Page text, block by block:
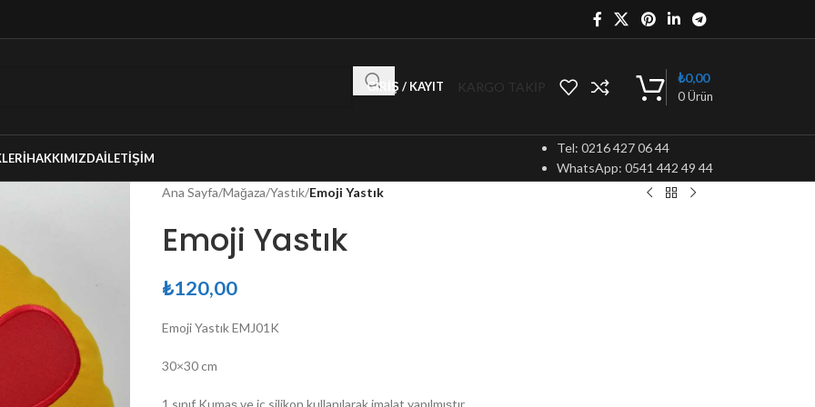
GIRIŞ / KAYIT KARGO TAKİP
0Ürün
₺0,00
HAKKIMIZDAİLETIŞIM
Tel: 0216 427 06 44
WhatsApp: 0541 442 49 44
Ana Sayfa/Mağaza/Yastık/Emoji Yastık
Emoji Yastık
₺120,00
Emoji Yastık EMJ01K
30×30 cm
1 sınıf Kumaş ve iç silikon kullanılarak imalat yapılmıştır.